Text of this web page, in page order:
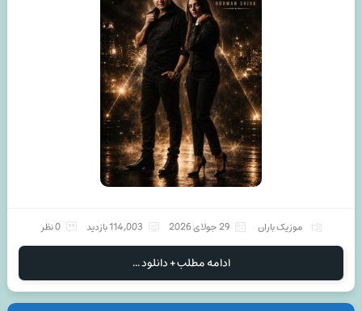
موزیک باران 29 جولای 2026 114,003 بازدید 0 نظر
ادامه مطلب + دانلود ...